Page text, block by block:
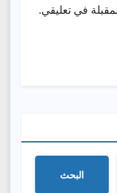
في تعليقي.
البحث